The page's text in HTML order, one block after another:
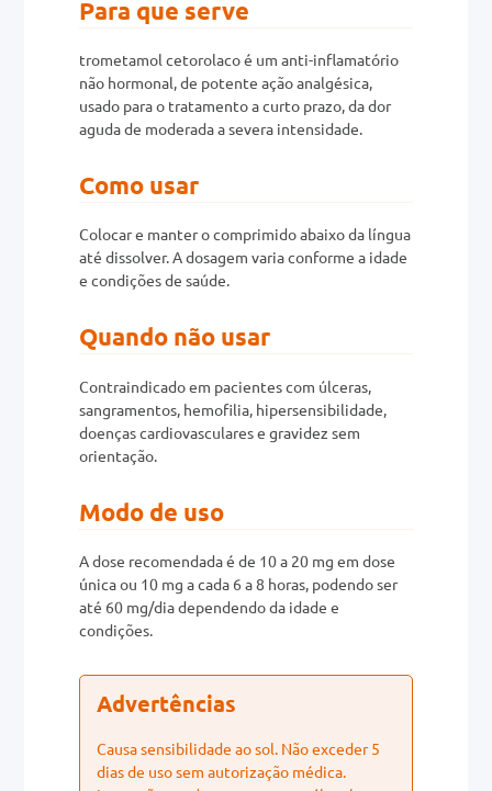
Para que serve
trometamol cetorolaco é um anti-inflamatório
não hormonal, de potente ação analgésica,
usado para o tratamento a curto prazo, da dor
aguda de moderada a severa intensidade.
Como usar
Colocar e manter o comprimido abaixo da língua
até dissolver. A dosagem varia conforme a idade
e condições de saúde.
Quando não usar
Contraindicado em pacientes com úlceras,
sangramentos, hemofilia, hipersensibilidade,
doenças cardiovasculares e gravidez sem
orientação.
Modo de uso
A dose recomendada é de 10 a 20 mg em dose
única ou 10 mg a cada 6 a 8 horas, podendo ser
até 60 mg/dia dependendo da idade e
condições.
Advertências
Causa sensibilidade ao sol. Não exceder 5
dias de uso sem autorização médica.